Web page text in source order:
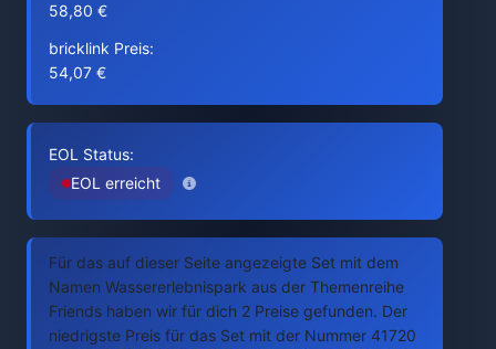
58,80 €
bricklink Preis:
54,07 €
EOL Status:
EOL erreicht
Für das auf dieser Seite angezeigte Set mit dem
Namen Wassererlebnispark aus der Themenreihe
Friends haben wir für dich 2 Preise gefunden. Der
niedrigste Preis für das Set mit der Nummer 41720